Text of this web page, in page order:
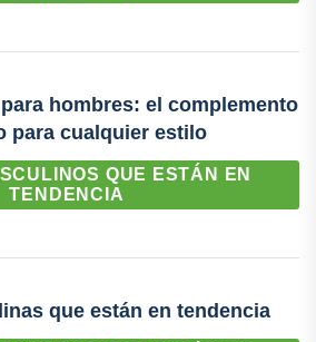
hombres: el complemento
para cualquier estilo
QUE ESTÁN EN
TENDENCIA
que están en tendencia